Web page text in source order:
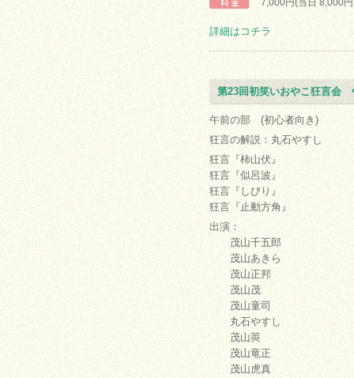
7,000円(当日 8,000
詳細はコチラ
第23回初笑いおやこ狂言会
午前の部 (初心者向き)
狂言の解説：丸石やすし
狂言『柿山伏』
狂言『似呂波』
狂言『しびり』
狂言『止動方角』
出演：
茂山千五郎
茂山あきら
茂山正邦
茂山茂
茂山童司
丸石やすし
茂山莢
茂山竜正
茂山虎真